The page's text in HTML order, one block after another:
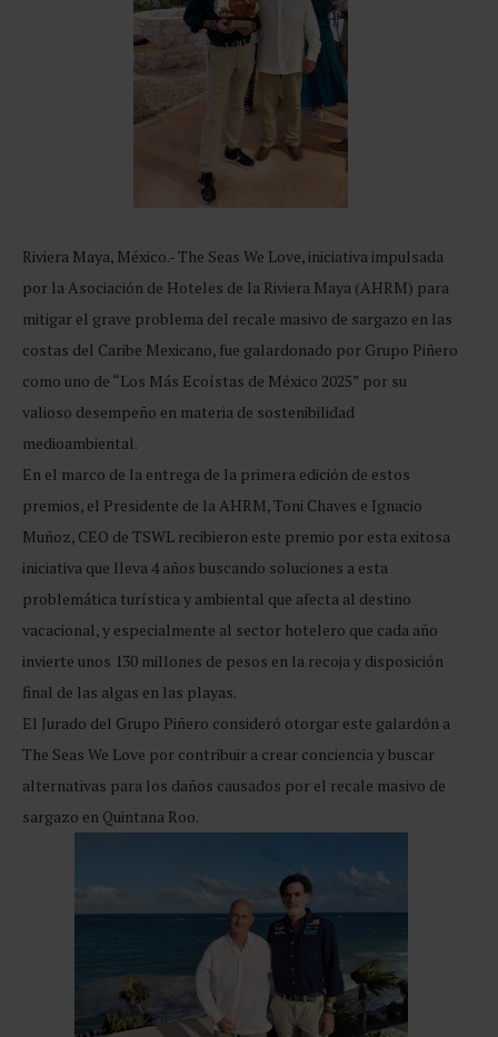
Riviera Maya, México.- The Seas We Love, iniciativa impulsada
por la Asociación de Hoteles de la Riviera Maya (AHRM) para
mitigar el grave problema del recale masivo de sargazo en las
costas del Caribe Mexicano, fue galardonado por Grupo Piñero
como uno de “Los Más Ecoístas de México 2025” por su
valioso desempeño en materia de sostenibilidad
medioambiental.
En el marco de la entrega de la primera edición de estos
premios, el Presidente de la AHRM, Toni Chaves e Ignacio
Muñoz, CEO de TSWL recibieron este premio por esta exitosa
iniciativa que lleva 4 años buscando soluciones a esta
problemática turística y ambiental que afecta al destino
vacacional, y especialmente al sector hotelero que cada año
invierte unos 130 millones de pesos en la recoja y disposición
final de las algas en las playas.
El Jurado del Grupo Piñero consideró otorgar este galardón a
The Seas We Love por contribuir a crear conciencia y buscar
alternativas para los daños causados por el recale masivo de
sargazo en Quintana Roo.